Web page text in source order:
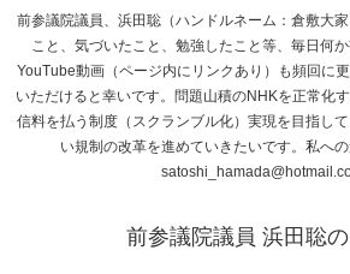
前参議院議員、浜田聡（ハンドルネーム：倉敷大
こと、気づいたこと、勉強したこと等、毎日何か
YouTube動画（ページ内にリンクあり）も頻回に
いただけると幸いです。問題山積のNHKを正常化
信料を払う制度（スクランブル化）実現を目指し
い規制の改革を進めていきたいです。私へ
前参議院議員 浜田聡